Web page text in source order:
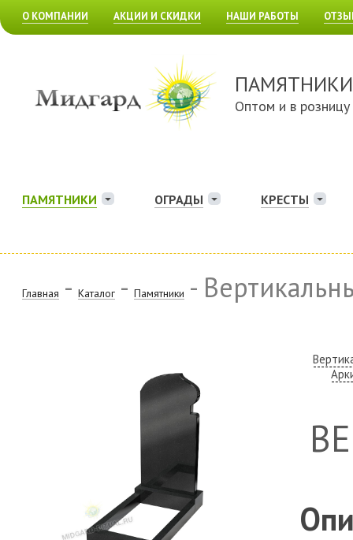
О КОМПАНИИ АКЦИИ И СКИДКИ НАШИ РАБОТЫ
ПАМЯТНИКИ
Оптом и в розницу
ПАМЯТНИКИ ОГРАДЫ КРЕСТЫ
Главная - Каталог - Памятники -